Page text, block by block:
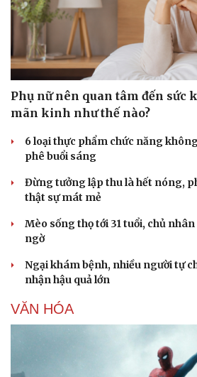
Phụ nữ nên quan tâm đến sức
mãn kinh như thế nào?
6 loại thực phẩm chức năng
phê buổi sáng
Đừng tưởng lập thu là hết nóng,
thật sự mát mẻ
Mèo sống thọ tới 31 tuổi, chủ
ngờ
Ngại khám bệnh, nhiều người tự
nhận hậu quả lớn
VĂN HÓA